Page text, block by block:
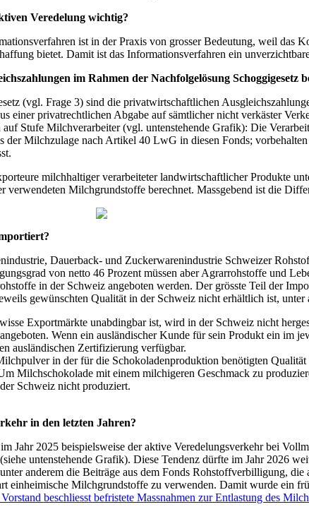
Veredelung wichtig?
ist in der Praxis von grosser Bedeutung, weil das
bietet. Damit ist das Informationsverfahren ein
im Rahmen der Nachfolgelösung Schoggigesetz
(vgl. Frage 3) sind die privatwirtschaftlichen
einer privatrechtlichen Abgabe auf sämtlicher nicht verkäster
Stufe Milchverarbeiter (vgl. untenstehende Grafik): Die
Milchzulage nach Artikel 40 LwG in diesen Fonds;
milchhaltiger verarbeiteter landwirtschaftlicher Produkte
verwendeten Milchgrundstoffe berechnet. Massgebend ist die
Dauerback- und Zuckerwarenindustrie Schweizer
von netto 46 Prozent müssen aber Agrarrohstoffe und
in der Schweiz angeboten werden. Der grösste Teil der
gewünschten Qualität in der Schweiz nicht erhältlich ist, unter
Exportmärkte unabdingbar ist, wird in der Schweiz nicht
Wenn ein ausländischer Kunde für sein Produkt ein
ausländischen Zertifizierung verfügbar.
in der für die Schokoladenproduktion benötigten
Milchschokolade mit einem milchigeren Geschmack zu
Schweiz nicht produziert.
in den letzten Jahren?
Jahr 2025 beispielsweise der aktive Veredelungsverkehr bei
untenstehende Grafik). Diese Tendenz dürfte im Jahr 2026
anderem die Beiträge aus dem Fonds Rohstoffverbilligung,
einheimische Milchgrundstoffe zu verwenden. Damit wurde ein
beschliesst befristete Massnahmen zur Entlastung des